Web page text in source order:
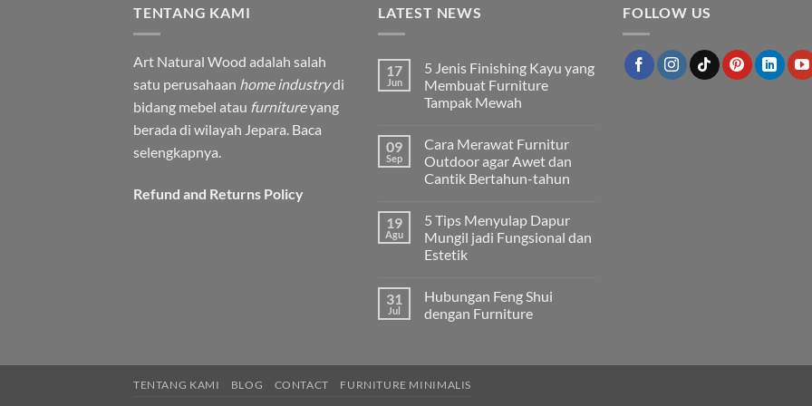
TENTANG KAMI
Art Natural Wood adalah salah
satu perusahaan home industrydi
bidang mebel atau furnitureyang
berada di wilayah Jepara. Baca
selengkapnya.
Refund and Returns Policy
LATEST NEWS
17
Jun
5 Jenis Finishing Kayu yang
Membuat Furniture
Tampak Mewah
komentar
pada
5
Jenis
yang
Membuat
Furniture
Tampak
Mewah
09
Sep
Cara Merawat Furnitur
Outdoor agar Awet dan
Cantik Bertahun-tahun
komentar
pada
Cara
Merawat
agar
Awet
dan
19
Agu
5 Tips Menyulap Dapur
Mungil jadi Fungsional dan
Estetik
komentar
pada
5
Mungil
Fungsional
31
Jul
Hubungan Feng Shui
dengan Furniture
pada
Feng
FOLLOW US
TENTANG KAMI BLOG CONTACT FURNITURE MINIMALIS